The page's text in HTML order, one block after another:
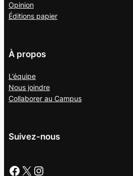
Opinion
Éditions papier
À propos
L’équipe
Nous joindre
Collaborer au Campus
Suivez-nous
Facebook X Instagram